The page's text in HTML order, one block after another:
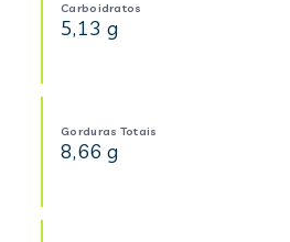
Carboidratos
5,13 g
Gorduras Totais
8,66 g